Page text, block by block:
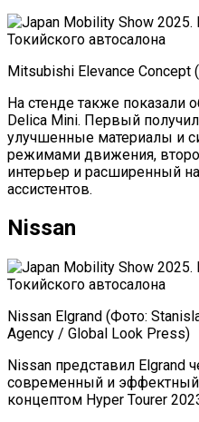
Mitsubishi Elevance Concept
На стенде также показали
Delica Mini. Первый
улучшенные материалы и
режимами движения,
интерьер и расширенный
ассистентов.
Nissan
Nissan Elgrand (Фото:
Agency / Global Look Press)
Nissan представил Elgrand
современный и
концептом Hyper Tourer